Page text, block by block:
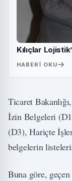
Kılıçlar
HABERI OKU
Ticaret
İzin Belgeleri
(D3), Hariçte
belgelerin
Buna göre,